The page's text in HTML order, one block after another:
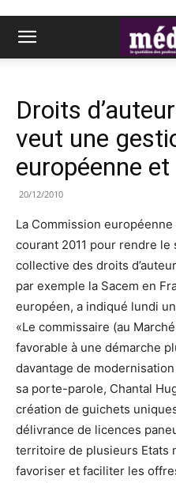
Droits
veut une
européenne
20/12/2010
La Commission
courant 2011 pour rendre le
collective des droits
par exemple la Sacem en
européen, a indiqué lundi
«Le commissaire (au
favorable à une démarche
davantage de
sa porte-parole, Chantal
création de guichets
délivrance de licences
territoire de plusieurs Etats
favoriser et faciliter les